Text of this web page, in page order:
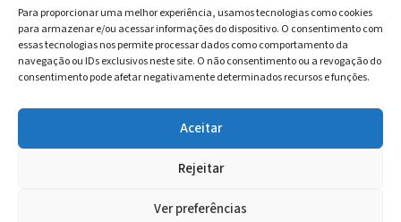
Para proporcionar uma melhor experiência, usamos tecnologias como cookies
para armazenar e/ou acessar informações do dispositivo. O consentimento com
essas tecnologias nos permite processar dados como comportamento da
navegação ou IDs exclusivos neste site. O não consentimento ou a revogação do
consentimento pode afetar negativamente determinados recursos e funções.
Aceitar
Rejeitar
Ver preferências
Contato
Av. Inácio Curi, 3340 Jardim Sanzovo CEP: 17.204-350
(14) 98159-0142
© 2026 Ksolda. Todos os direitos reservados. Site by